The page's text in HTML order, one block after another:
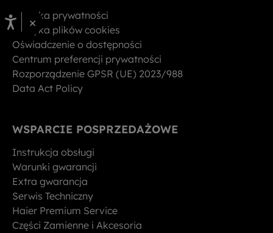
Polityka prywatności
Polityka plików cookies
Oświadczenie o dostępności
Centrum preferencji prywatności
Rozporządzenie GPSR (UE) 2023/988
Data Act Policy
WSPARCIE POSPRZEDAŻOWE
Instrukcja obsługi
Warunki gwarancji
Extra gwarancja
Serwis Techniczny
Haier Premium Service
Części Zamienne i Akcesoria
×